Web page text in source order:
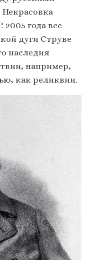
2005 года все
дуги Струве
наследия
например,
как реликвии.